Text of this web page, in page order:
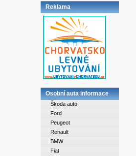
Reklama
Osobní auta informace
Škoda auto
Ford
Peugeot
Renault
BMW
Fiat